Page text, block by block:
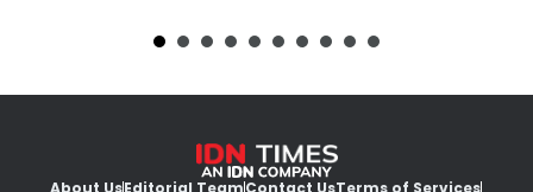
About UsEditorial TeamContact UsTerms of Services